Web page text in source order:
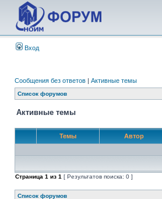
Вход
Сообщения без ответов | Активные темы
Список форумов
Активные темы
Темы Автор
Страница 1 из 1 [ Результатов поиска: 0 ]
Список форумов